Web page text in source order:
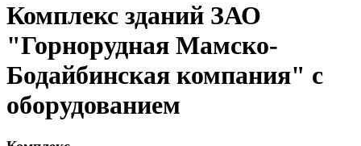
Комплекс зданий ЗАО
"Горнорудная Мамско-
Бодайбинская компания" с
оборудованием